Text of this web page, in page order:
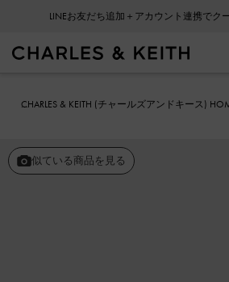
LINEお友だち追加＋アカウント連携でク
CHARLES & KEITH (チャールズアンドキース)
似ている商品を見る